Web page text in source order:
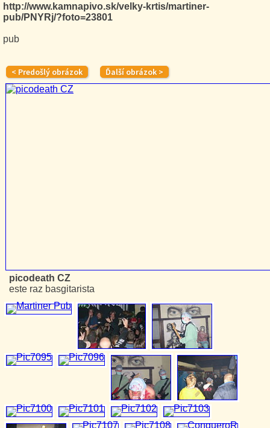
http://www.kamnapivo.sk/velky-krtis/martiner-
pub/PNYRj/?foto=23801
pub
picodeath CZ
este raz basgitarista